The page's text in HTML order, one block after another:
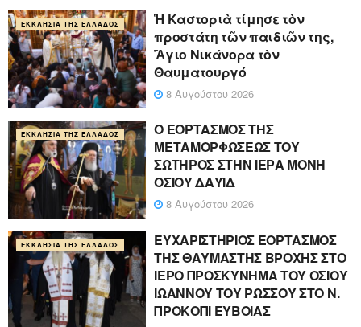
ΕΚΚΛΗΣΊΑ ΤΗΣ ΕΛΛΆΔΟΣ
Ἡ Καστοριὰ τίμησε τὸν
προστάτη τῶν παιδιῶν της,
Ἅγιο Νικάνορα τὸν
Θαυματουργό
8 Αυγούστου 2026
ΕΚΚΛΗΣΊΑ ΤΗΣ ΕΛΛΆΔΟΣ
Ο ΕΟΡΤΑΣΜΟΣ ΤΗΣ
ΜΕΤΑΜΟΡΦΩΣΕΩΣ ΤΟΥ
ΣΩΤΗΡΟΣ ΣΤΗΝ ΙΕΡΑ ΜΟΝΗ
ΟΣΙΟΥ ΔΑΥΪΔ
8 Αυγούστου 2026
ΕΚΚΛΗΣΊΑ ΤΗΣ ΕΛΛΆΔΟΣ
ΕΥΧΑΡΙΣΤΗΡΙΟΣ ΕΟΡΤΑΣΜΟΣ
ΤΗΣ ΘΑΥΜΑΣΤΗΣ ΒΡΟΧΗΣ ΣΤΟ
ΙΕΡΟ ΠΡΟΣΚΥΝΗΜΑ ΤΟΥ ΟΣΙΟΥ
ΙΩΑΝΝΟΥ ΤΟΥ ΡΩΣΣΟΥ ΣΤΟ Ν.
ΠΡΟΚΟΠΙ ΕΥΒΟΙΑΣ